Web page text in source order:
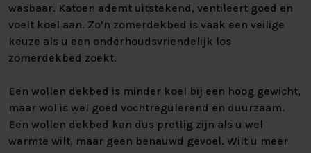
wasbaar. Katoen ademt uitstekend, ventileert goed en
voelt koel aan. Zo’n zomerdekbed is vaak een veilige
keuze als u een onderhoudsvriendelijk los
zomerdekbed zoekt.
Een wollen dekbed is minder koel bij een hoog gewicht,
maar wol is wel goed vochtregulerend en duurzaam.
Een wollen dekbed kan dus prettig zijn als u wel
warmte wilt, maar geen benauwd gevoel. Wilt u meer